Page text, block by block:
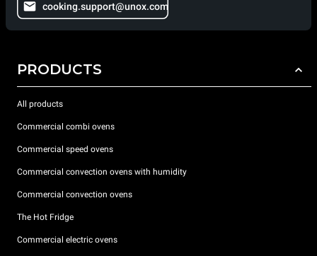
cooking.support@unox.com
PRODUCTS
All products
Commercial combi ovens
Commercial speed ovens
Commercial convection ovens with humidity
Commercial convection ovens
The Hot Fridge
Commercial electric ovens